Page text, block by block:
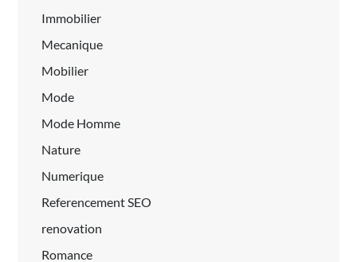
Immobilier
Mecanique
Mobilier
Mode
Mode Homme
Nature
Numerique
Referencement SEO
renovation
Romance